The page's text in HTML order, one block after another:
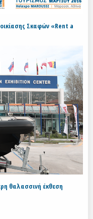
Σκαφών «Rent a
θαλασσινή έκθεση